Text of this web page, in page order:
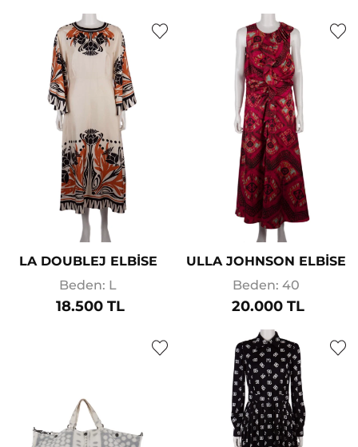
LA DOUBLEJ ELBİSE
Beden: L
18.500 TL
ULLA JOHNSON ELBİSE
Beden: 40
20.000 TL